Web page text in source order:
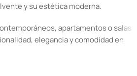
y su estética moderna.
apartamentos o salas
elegancia y comodidad en